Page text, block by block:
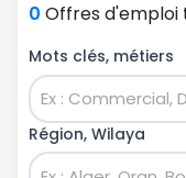
0 Offres d'emploi
Mots clés, métiers
Région, Wilaya